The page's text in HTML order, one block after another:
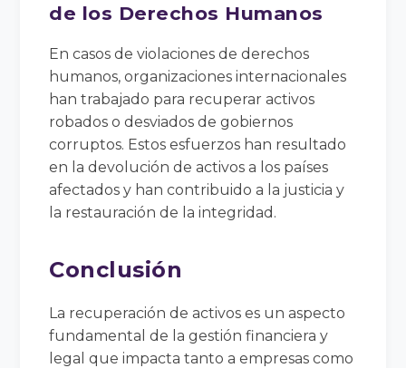
de los Derechos Humanos
En casos de violaciones de derechos
humanos, organizaciones internacionales
han trabajado para recuperar activos
robados o desviados de gobiernos
corruptos. Estos esfuerzos han resultado
en la devolución de activos a los países
afectados y han contribuido a la justicia y
la restauración de la integridad.
Conclusión
La recuperación de activos es un aspecto
fundamental de la gestión financiera y
legal que impacta tanto a empresas como